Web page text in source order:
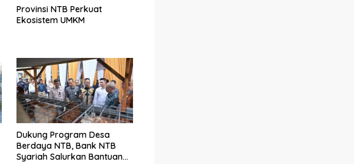
Provinsi NTB Perkuat
Ekosistem UMKM
Dukung Program Desa
Berdaya NTB, Bank NTB
Syariah Salurkan Bantuan